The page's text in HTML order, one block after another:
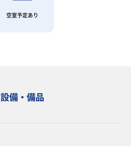
空室予定あり
設備・備品